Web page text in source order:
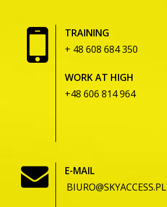
TRAINING
+ 48 608 684 350
WORK AT HIGH
+48 606 814 964
E-MAIL
BIURO@SKYACCESS.PL